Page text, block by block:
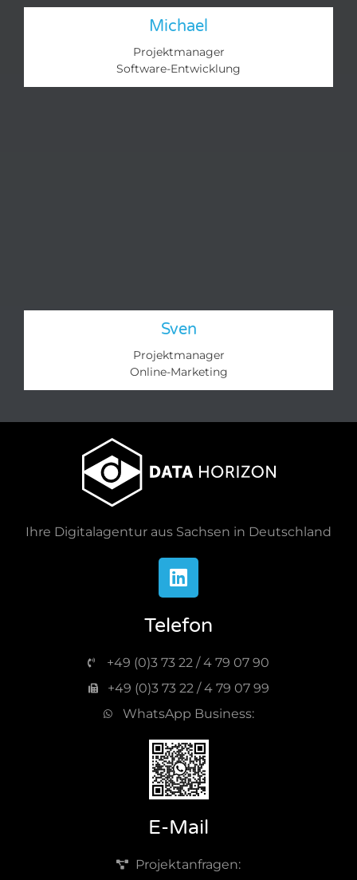
Michael
Projektmanager
Software-Entwicklung
Sven
Projektmanager
Online-Marketing​
Ihre Digitalagentur aus Sachsen in Deutschland
Telefon
+49 (0)3 73 22 / 4 79 07 90
+49 (0)3 73 22 / 4 79 07 99
WhatsApp Business:
E-Mail
Projektanfragen: